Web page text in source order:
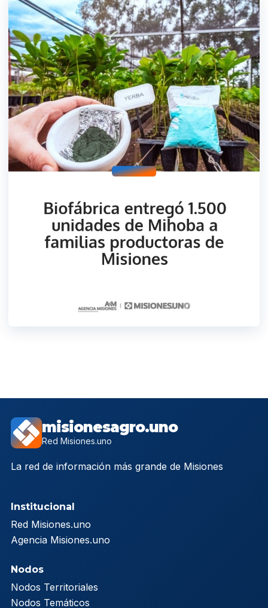
misionesagro.uno
Red Misiones.uno
La red de información más grande de Misiones
Institucional
Red Misiones.uno
Agencia Misiones.uno
Nodos
Nodos Territoriales
Nodos Temáticos